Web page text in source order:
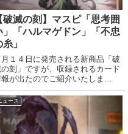
破滅の刻】マスピ「思考囲
」「ハルマゲドン」「不忠
」
月１４日に発売される新商品「破
刻」ですが、収録されるカード
が出たのでご紹介いたしま
--キーワード能力確認用-----------
ュース